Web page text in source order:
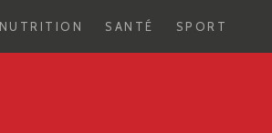
NUTRITION SANTÉ SPORT